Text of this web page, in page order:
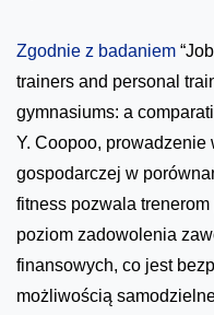
Zgodnie z badaniem
trainers and personal
gymnasiums: a
Y. Coopoo, prowadzenie
gospodarczej w
fitness pozwala
poziom zadowolenia
finansowych, co jest
możliwością